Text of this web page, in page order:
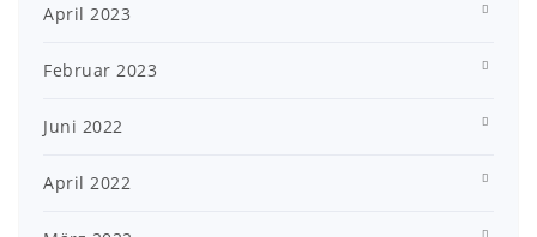
April 2023
Februar 2023
Juni 2022
April 2022